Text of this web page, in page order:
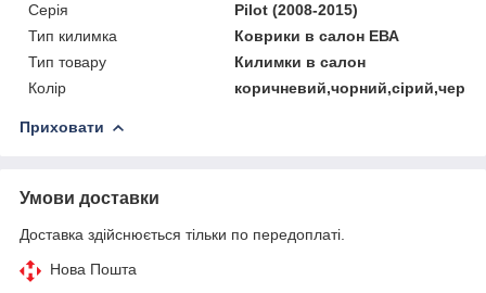
Серія
Pilot (2008-2015)
Тип килимка
Коврики в салон ЕВА
Тип товару
Килимки в салон
Колір
Приховати
Умови доставки
Доставка здійснюється тільки по передоплаті.
Нова Пошта